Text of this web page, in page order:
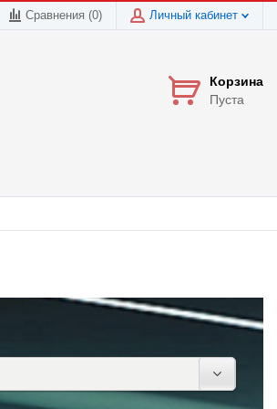
Сравнения (0) Личный кабинет
Корзина
Пуста